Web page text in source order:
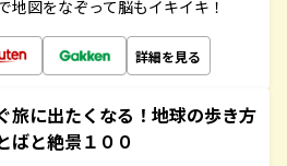
地図をなぞって脳もイキイキ！
詳細を見る
旅に出たくなる！地球の歩き方
ばと絶景１００